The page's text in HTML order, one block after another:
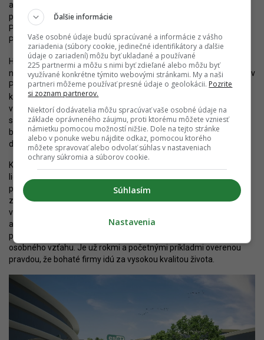
architektonických súťaží, neexistencia Manuálu tvorby verejných
priestranstiev, chýbajúci plánovací a koncepčný útvar (ako je v
Prahe
Institut plánování a rozvoje Prahy
Poplatku za rozvoj a podobne.
Hoci Bratislava v priebehu posledného roka získala hneď niekoľko
nových či obnovených parkov - najmä novomestskúJamu , parčík v
Panorama City, parčík na Svoradovej, Gaštanicu a ďalšie, stále
kriticky chýbajú kvalitnejšie verejné priestranstvá a verejná
vybavenosť novými kultúrnymi či komunitnými centrami, nové
súčasné školy a škôlky, cyklotrasy, ale aj zariadenia priťahujúce
biznis a talentovaných ľudí, ktoré, ak vznikajú, tak len na základe
drobných lokálnych iniciatív.
Kriticky sa to ukázalo v rozhodnutí neumiestniť sídlo Európskej
liekovej agentúry (EMA) v Bratislave, čo bolo čiastočne
podmienené aj veľmi negatívnym obrazom mesta v očiach jej
zamestnancov. Ak chceme zlepšiť postavenie mesta v Európe a
vo svete, bude potrebné pritiahnuť aj centrály významných firiem
a inštitúcii, pričom sa nemožno spoliehať na to, že podobne ako v
prípade
osobného vzťahu. Je už rokmi a početnými príkladmi overenou
pravdou, že bohaté firmy idú za vysokou kvalitou života.
Ďalšie informácie
Vaše osobné údaje budú spracúvané a informácie z vášho
zariadenia (súbory cookie, jedinečné identifikátory a ďalšie
údaje o zariadení) môžu byť ukladané a používané
225 partnermi a môžu s nimi byť zdieľané alebo môžu byť
využívané konkrétne týmito webovými stránkami. My a naši
partneri môžeme používať presné údaje o geolokácii. Pozrite
si zoznam partnerov.
Niektorí dodávatelia môžu spracúvať vaše osobné údaje na
základe oprávneného záujmu, proti ktorému môžete vzniesť
námietku pomocou možností nižšie. Dole na tejto stránke
alebo v ponuke webu nájdite odkaz, pomocou ktorého
môžete spravovať alebo odvolať súhlas v nastaveniach
ochrany súkromia a súborov cookie.
Súhlasím
Nastavenia